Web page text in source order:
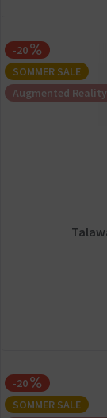
-20
SOMMER SALE
Augmented Reality
-20
SOMMER SALE